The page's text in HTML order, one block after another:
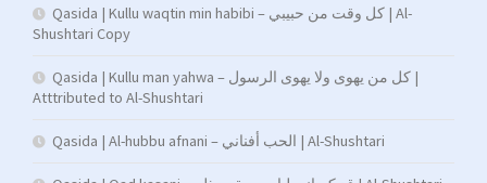
Qasida | Kullu waqtin min habibi – كل وقت من حبيبي | Al-
Shushtari Copy
Qasida | Kullu man yahwa – كل من يهوى ولا يهوى الرسول |
Atttributed to Al-Shushtari
Qasida | Al-hubbu afnani – الحب أفناني | Al-Shushtari